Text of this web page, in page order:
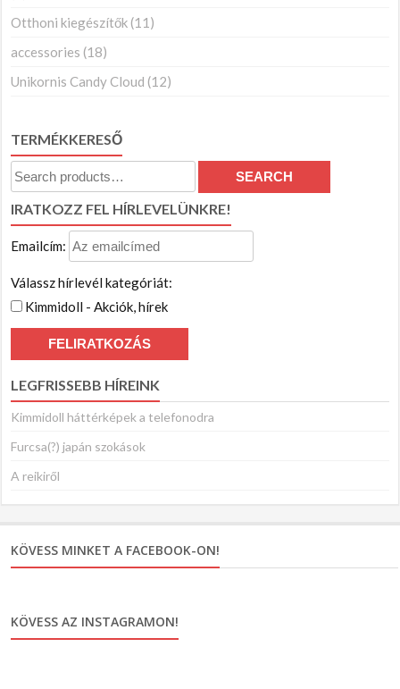
Otthoni kiegészítők (11)
accessories (18)
Unikornis Candy Cloud (12)
TERMÉKKERESŐ
Search
for:
SEARCH
IRATKOZZ FEL HÍRLEVELÜNKRE!
Emailcím:
Válassz hírlevél kategóriát:
Kimmidoll - Akciók, hírek
LEGFRISSEBB HÍREINK
Kimmidoll háttérképek a telefonodra
Furcsa(?) japán szokások
A reikiről
KÖVESS MINKET A FACEBOOK-ON!
KÖVESS AZ INSTAGRAMON!